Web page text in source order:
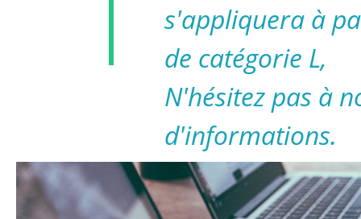
s'appliquera à
de catégorie L,
N'hésitez pas à
d'informations.